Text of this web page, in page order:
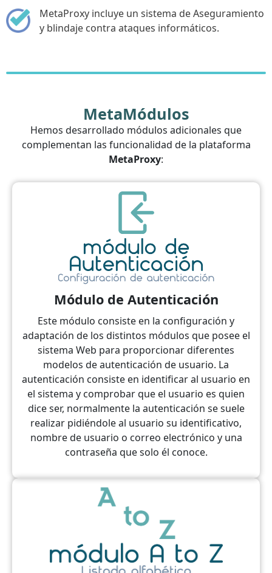
MetaProxy incluye un sistema de Aseguramiento
y blindaje contra ataques informáticos.
MetaMódulos
Hemos desarrollado módulos adicionales que
complementan las funcionalidad de la plataforma
MetaProxy:
Módulo de Autenticación
Este módulo consiste en la configuración y
adaptación de los distintos módulos que posee el
sistema Web para proporcionar diferentes
modelos de autenticación de usuario. La
autenticación consiste en identificar al usuario en
el sistema y comprobar que el usuario es quien
dice ser, normalmente la autenticación se suele
realizar pidiéndole al usuario su identificativo,
nombre de usuario o correo electrónico y una
contraseña que solo él conoce.